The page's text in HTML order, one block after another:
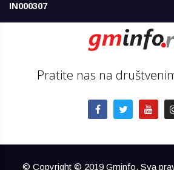
IN000307
Pratite nas na
© Copyright © 2019 Gminfo. Sva